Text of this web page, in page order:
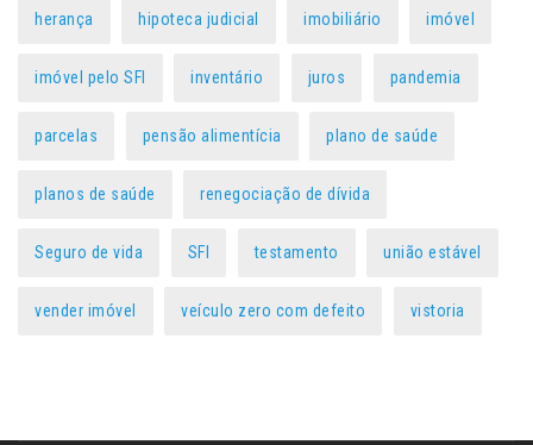
herança hipoteca judicial imobiliário imóvel
imóvel pelo SFI inventário juros pandemia
parcelas pensão alimentícia plano de saúde
planos de saúde renegociação de dívida
Seguro de vida SFI testamento união estável
vender imóvel veículo zero com defeito vistoria